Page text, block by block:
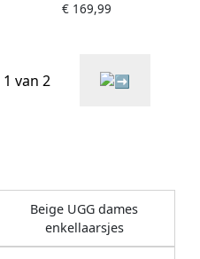
€ 169,99
van 2
Beige UGG dames
enkellaarsjes